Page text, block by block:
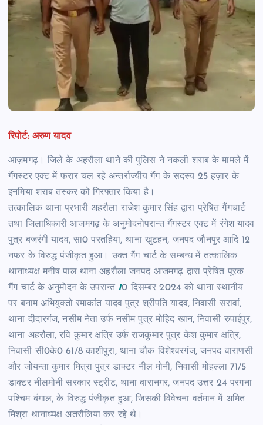
रिपोर्ट: अरुण यादव
आज़मगढ़। जिले के अहरौला थाने की पुलिस ने नकली शराब के मामले में
गैंगस्टर एक्ट में फरार चल रहे अन्तर्राज्यीय गैंग के सदस्य 25 हज़ार के
इनमिया शराब तस्कर को गिरफ्तार किया है।
तत्कालिक थाना प्रभारी अहरौला राजेश कुमार सिंह द्वारा प्रेषित गैंगचार्ट
तथा जिलाधिकारी आजमगढ़ के अनुमोदनोपरान्त गैंगस्टर एक्ट में रंगेश यादव
पुत्र बजरंगी यादव, सा0 परतहिया, थाना खुटहन, जनपद जौनपुर आदि 12
नफर के विरुद्ध पंजीकृत हुआ। उक्त गैंग चार्ट के सम्बन्ध में तत्कालिक
थानाध्यक्ष मनीष पाल थाना अहरौला जनपद आजमगढ़ द्वारा प्रेषित पूरक
गैंग चार्ट के अनुमोदन के उपरान्त 10 दिसम्बर 2024 को थाना स्थानीय
पर बनाम अभियुक्तो रमाकांत यादव पुत्र श्रीपति यादव, निवासी सरावां,
थाना दीदारगंज, नसीम नेता उर्फ नसीम पुत्र मोहिद खान, निवासी रुपाईपुर,
थाना अहरौला, रवि कुमार क्षत्रि उर्फ राजकुमार पुत्र केश कुमार क्षत्रि,
निवासी सी0के0 61/8 काशीपुरा, थाना चौक विशेश्वरगंज, जनपद वाराणसी
और जोयन्ता कुमार मित्रा पुत्र डाक्टर नील मोनी, निवासी मोहल्ला 71/5
डाक्टर नीलमोनी सरकार स्ट्रीट, थाना बारानगर, जनपद उत्तर 24 परगना
पश्चिम बंगाल, के विरुद्ध पंजीकृत हुआ, जिसकी विवेचना वर्तमान में अमित
मिश्रा थानाध्यक्ष अतरौलिया कर रहे थे।